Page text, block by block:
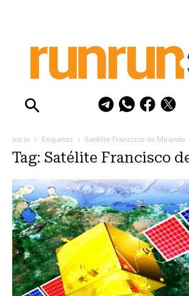
Inicio Etiquetas Satélite Francisco de Miranda
Tag: Satélite Francisco